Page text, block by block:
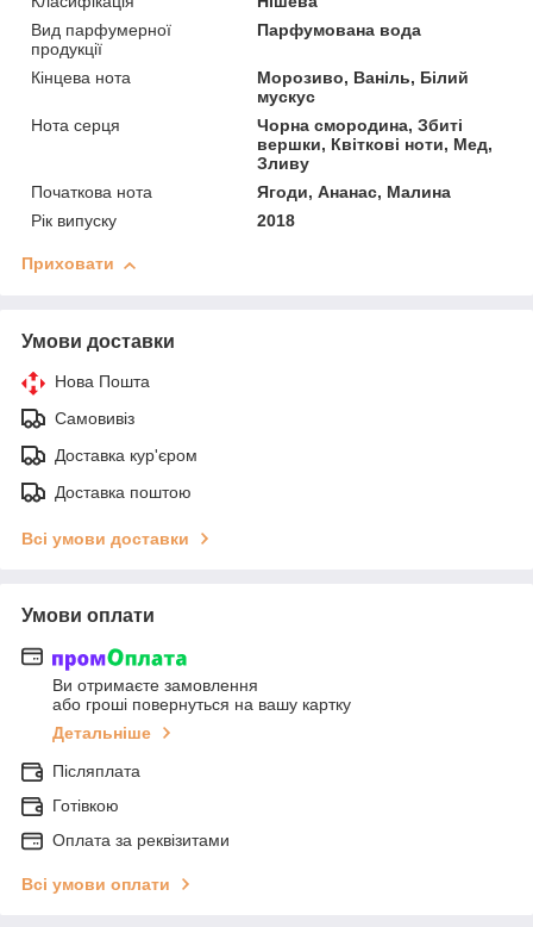
Вид парфумерної
продукції
Парфумована вода
Кінцева нота
Морозиво, Ваніль, Білий
мускус
Нота серця
Чорна смородина, Збиті
вершки, Квіткові ноти, Мед,
Зливу
Початкова нота
Ягоди, Ананас, Малина
Рік випуску
2018
Приховати
Умови доставки
Нова Пошта
Самовивіз
Доставка кур'єром
Доставка поштою
Всі умови доставки
Умови оплати
Ви отримаєте замовлення
або гроші повернуться на вашу картку
Детальніше
Післяплата
Готівкою
Оплата за реквізитами
Всі умови оплати